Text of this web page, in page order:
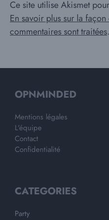
Ce site utilise Akismet
En savoir plus sur la
commentaires sont traitées.
OPNMINDED
Mentions légales
L'équipe
Contact
Confidentialité
CATEGORIES
Party